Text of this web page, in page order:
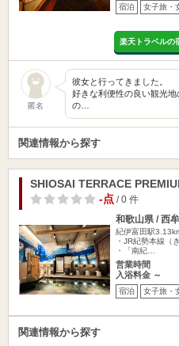
宿泊 女子旅・
楽天トラベルの
匿名
彼女と行ってきました
好きな利便性の良い観光
の…
関連情報から探す
SHIOSAI TERRACE
-点/ 0 件
和歌山県 / 西
紀伊富田駅
・JR紀勢本線（
・「南紀…
営業時間
入浴料金 ～
宿泊 女子旅・
関連情報から探す